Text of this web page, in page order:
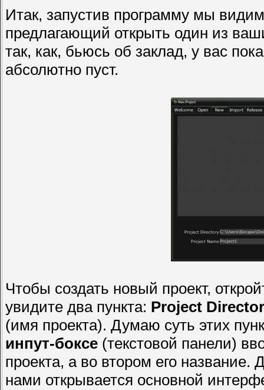
Итак, запустив программу мы
предлагающий открыть один из
так, как, бьюсь об заклад, у вас
абсолютно пуст.
Чтобы создать новый проект,
увидите два пункта: Project
(имя проекта). Думаю суть этих
инпут-боксе (текстовой панели)
проекта, а во втором его
нами открывается основной